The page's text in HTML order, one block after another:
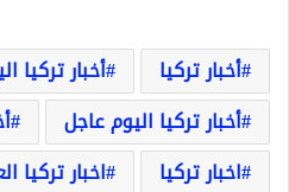
أخبار تركيا
أخبار تركيا
أخبار تركيا اليوم عاجل
اخبار تركيا
اخبار تركيا